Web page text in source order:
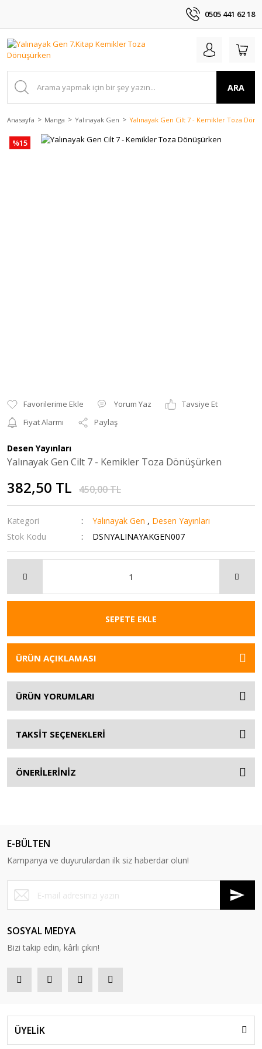
0505 441 62 18
ARA
Anasayfa Manga Yalınayak Gen Yalınayak Gen Cilt 7 - Kemikler Toza
%15
Yorum Yaz
Tavsiye Et
Fiyat Alarmı
Paylaş
Desen Yayınları
Yalınayak Gen Cilt 7 - Kemikler Toza Dönüşürken
382,50 TL 450,00 TL
Kategori Yalınayak Gen , Desen Yayınları
Stok Kodu
DSNYALINAYAKGEN007
SEPETE EKLE
ÜRÜN AÇIKLAMASI
ÜRÜN YORUMLARI
TAKSİT SEÇENEKLERİ
ÖNERİLERİNİZ
E-BÜLTEN
Kampanya ve duyurulardan ilk siz haberdar olun!
SOSYAL MEDYA
Bizi takip edin, kârlı çıkın!
ÜYELİK